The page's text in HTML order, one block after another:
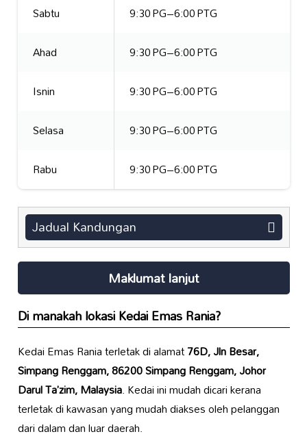
Sabtu
9:30 PG–6:00 PTG
Ahad
9:30 PG–6:00 PTG
Isnin
9:30 PG–6:00 PTG
Selasa
9:30 PG–6:00 PTG
Rabu
9:30 PG–6:00 PTG
Jadual Kandungan
Maklumat lanjut
Di manakah lokasi Kedai Emas Rania?
Kedai Emas Rania terletak di alamat76D, Jln Besar,
Simpang Renggam, 86200 Simpang Renggam, Johor
Darul Ta’zim, Malaysia. Kedai ini mudah dicari kerana
terletak di kawasan yang mudah diakses oleh pelanggan
dari dalam dan luar daerah.